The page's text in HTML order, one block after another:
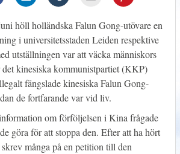
höll holländska Falun Gong-utövare en
i universitetsstaden Leiden respektive
utställningen var att väcka människors
det kinesiska kommunistpartiet (KKP)
fängslade kinesiska Falun Gong-
de fortfarande var vid liv.
om förföljelsen i Kina frågade
göra för att stoppa den. Efter att ha hört
många på en petition till den